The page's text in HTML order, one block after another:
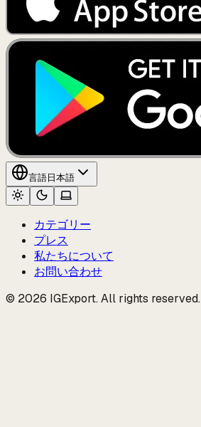
言語 日本語
カテゴリー
プレス
私たちについて
お問い合わせ
© 2026 IGExport. All rights reserved.